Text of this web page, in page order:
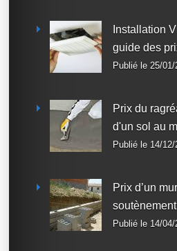
Installation
guide des
Publié le 25/01/
Prix du
d'un sol au
Publié le 14/12/
Prix d’un
soutènement
Publié le 14/04/